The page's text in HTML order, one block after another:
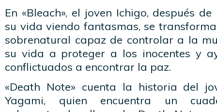
En «Bleach», el joven Ichigo, después
su vida viendo fantasmas, se
sobrenatural capaz de controlar a la
su vida a proteger a los inocentes y
conflictuados a encontrar la paz.
«Death Note» cuenta la historia del
Yagami, quien encuentra un